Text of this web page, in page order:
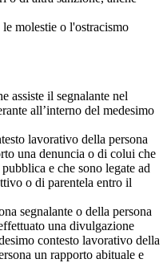
molestie o l'ostracismo
assiste il segnalante nel
all’interno del medesimo
lavorativo della persona
una denuncia o di colui che
e che sono legate ad
o di parentela entro il
segnalante o della persona
una divulgazione
contesto lavorativo della
un rapporto abituale e